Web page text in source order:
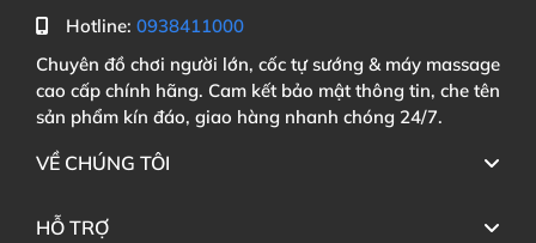
Hotline: 0938411000
Chuyên đồ chơi người lớn, cốc tự sướng & máy massage
cao cấp chính hãng. Cam kết bảo mật thông tin, che tên
sản phẩm kín đáo, giao hàng nhanh chóng 24/7.
VỀ CHÚNG TÔI
HỖ TRỢ